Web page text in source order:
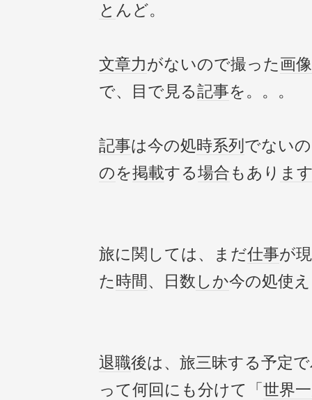
と んど。
文章力がないので撮った画像
で、目で見る記事を。。。
記事は今の処時系列 でない
のを掲載する場合もあり ま
旅に関しては、まだ仕事が
た時間、日数 しか今の処使
退職後は、旅三昧する予定
って何回にも分けて「 世界